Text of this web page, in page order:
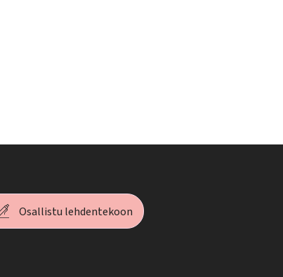
Osallistu lehdentekoon